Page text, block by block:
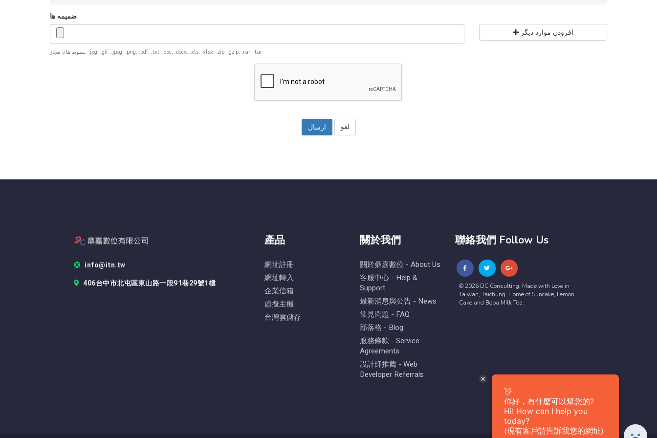
ضمیمه ها
افزودن موارد دیگر
پسوند های مجاز: .jpg, .gif, .jpeg, .png, .pdf, .txt, .doc, .docx, .xls, .xlsx, .zip, .gzip, .rar, .tar
لغو
info@itn.tw
406台中市北屯區東山路一段91巷29號1樓
產品
網址註冊
網址轉入
企業信箱
虛擬主機
台灣雲儲存
關於我們
關於鼎嘉數位 - About Us
客服中心 - Help &
Support
最新消息與公告 - News
常見問題 - FAQ
部落格 - Blog
服務條款 - Service
Agreements
設計師推薦 - Web
Developer Referrals
聯絡我們 Follow Us
© 2026 DC Consulting. Made with Love in
Taiwan, Taichung. Home of Suncake, Lemon
Cake and Boba Milk Tea.
👋
你好，有什麼可以幫您的?
Hi! How can I help you
today?
(現有客戶請告訴我您的網址)